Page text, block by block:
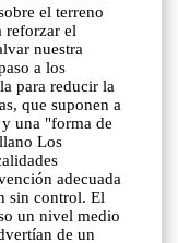
el terreno
reforzar el
nuestra
a los
para reducir la
que suponen a
una "forma de
Los
adecuada
sin control. El
un nivel medio
de un